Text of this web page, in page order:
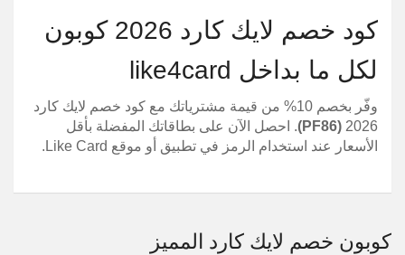
كود خصم لايك كارد 2026 كوبون
لكل ما بداخل like4card
وفّر بخصم 10% من قيمة مشترياتك مع كود خصم لايك كارد
2026
(PF86)
. احصل الآن على بطاقاتك المفضلة بأقل
الأسعار عند استخدام الرمز في تطبيق أو موقع Like Card.
كوبون خصم لايك كارد المميز